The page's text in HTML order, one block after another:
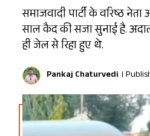
समाजवादी पार्टी के वरिष्ठ
साल कैद की सजा सुनाई है.
ही जेल से रिहा हुए थे.
Pankaj Chaturvedi